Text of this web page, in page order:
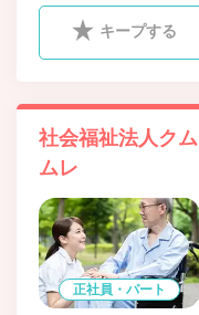
キープする
社会福祉法人ク
ムレ
正社員・パート